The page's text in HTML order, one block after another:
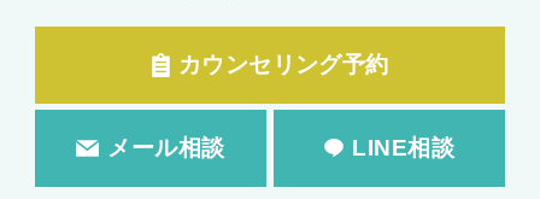
カウンセリング予約
メール相談 LINE相談